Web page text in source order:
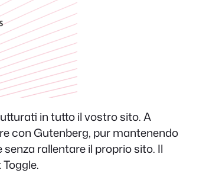
in tutto il vostro sito. A
con Gutenberg, pur mantenendo
rallentare il proprio sito. Il